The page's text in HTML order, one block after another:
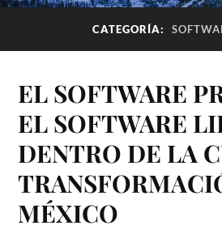
CATEGORÍA:
EL SOFTWARE
EL SOFTWARE
DENTRO DE LA
MÉXICO